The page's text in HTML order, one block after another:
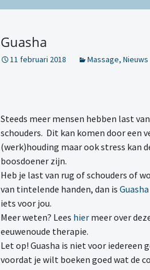
Guasha
11 februari 2018 Massage, Nieuws
Steeds meer mensen hebben last
schouders. Dit kan komen door een
(werk)houding maar ook stress kan
boosdoener zijn.
Heb je last van rug of schouders of
van tintelende handen, dan is Guasha
iets voor jou.
Meer weten? Lees hier meer over
eeuwenoude therapie.
Let op! Guasha is niet voor iedereen
voordat je wilt boeken goed wat de